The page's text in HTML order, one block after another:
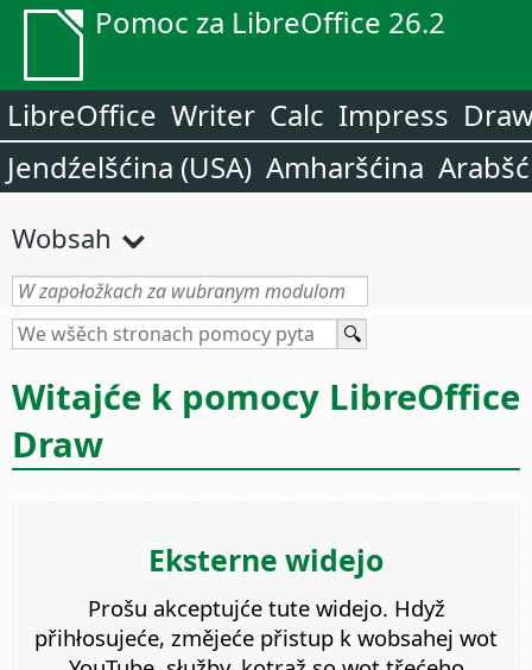
Pomoc za LibreOffice 26.2
LibreOffice Writer Calc Impress
Jendźelšćina (USA) Amharšćina
Wobsah
Witajće k pomocy LibreOffice
Draw
Eksterne widejo
Prošu akceptujće tute widejo. Hdyž
přihłosujeće, změjeće přistup k wobsahej wot